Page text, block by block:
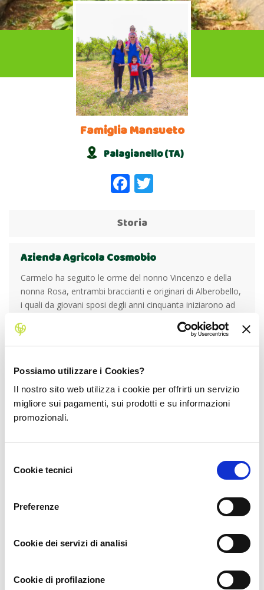
Possiamo utilizzare i Cookies?
Il nostro sito web utilizza i cookie per offrirti un servizio
migliore sui pagamenti, sui prodotti e su informazioni
promozionali.
delCookie tecnici
Preferenze
Cookie dei servizi di analisi
Cookie di profilazione
Famiglia Mansueto
Palagianello (TA)
Facebook
Storia
Azienda Agricola Cosmobio
Carmelo ha seguito le orme del nonno Vincenzo e della
nonna Rosa, entrambi braccianti e originari di Alberobello,
i quali da giovani sposi degli anni cinquanta iniziarono ad
piccola azienda. Si susseguono così
tre generazioni di
agricoltori, arrivando proprio a Carmelo che nel 2014
meraviglioso
e faticoso progetto agricolo:nasce così l’azienda
Cosmo Bio! Il loro èun vero e proprio stile di vita,
vogliono produrre e mangiare cibo buono per sé stessi e
anche Rosangela di 10 anni, Morena di 6 anni ed
se un giorno seguiranno le orme dei loro genitori, nonni e
Le giovani donne in agricoltura sono una